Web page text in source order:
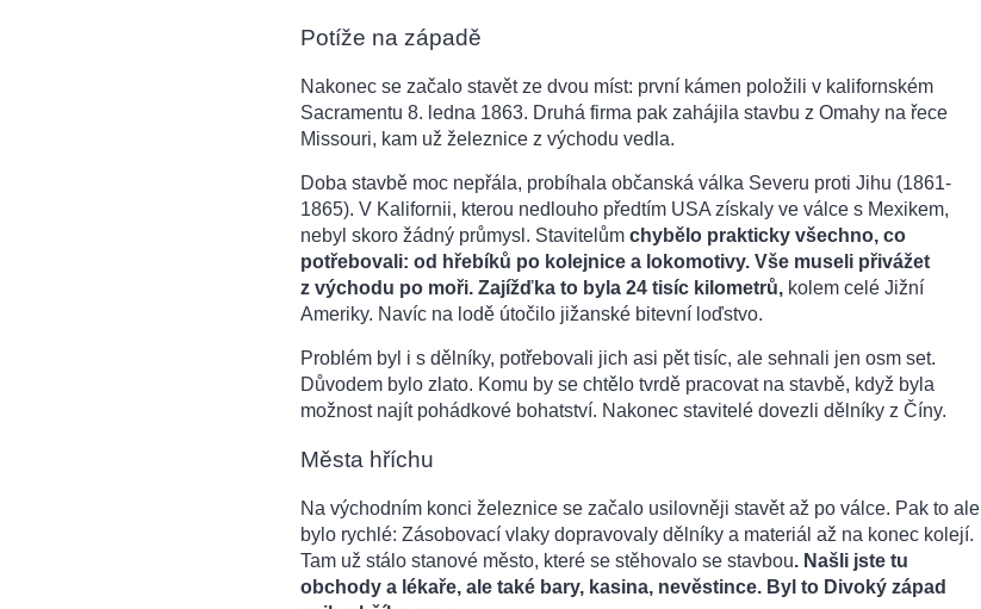
Potíže na západě
Nakonec se začalo stavět ze dvou míst: první kámen položili v kalifornském
Sacramentu 8. ledna 1863. Druhá firma pak zahájila stavbu z Omahy na řece
Missouri, kam už železnice z východu vedla.
Doba stavbě moc nepřála, probíhala občanská válka Severu proti Jihu (1861-
1865). V Kalifornii, kterou nedlouho předtím USA získaly ve válce s Mexikem,
nebyl skoro žádný průmysl. Stavitelům chybělo prakticky všechno, co
potřebovali: od hřebíků po kolejnice a lokomotivy. Vše museli přivážet
z východu po moři. Zajížďka to byla 24 tisíc kilometrů, kolem celé Jižní
Ameriky. Navíc na lodě útočilo jižanské bitevní loďstvo.
Problém byl i s dělníky, potřebovali jich asi pět tisíc, ale sehnali jen osm set.
Důvodem bylo zlato. Komu by se chtělo tvrdě pracovat na stavbě, když byla
možnost najít pohádkové bohatství. Nakonec stavitelé dovezli dělníky z Číny.
Města hříchu
Na východním konci železnice se začalo usilovněji stavět až po válce. Pak to ale
bylo rychlé: Zásobovací vlaky dopravovaly dělníky a materiál až na konec kolejí.
Tam už stálo stanové město, které se stěhovalo se stavbou. Našli jste tu
obchody a lékaře, ale také bary, kasina, nevěstince. Byl to Divoký západ